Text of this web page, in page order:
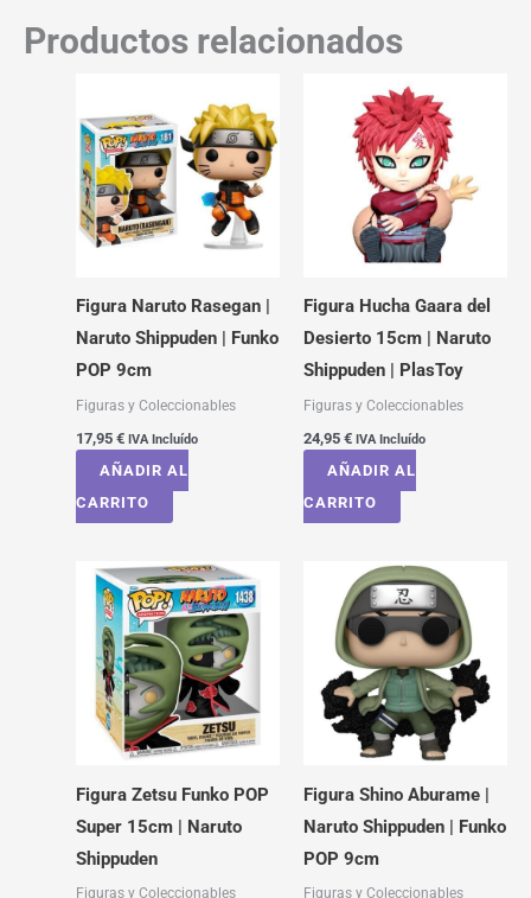
Productos relacionados
Figura Naruto Rasegan |
Naruto Shippuden | Funko
POP 9cm
Figuras y Coleccionables
17,95 € IVA Incluído
AÑADIR AL
CARRITO
Figura Hucha Gaara del
Desierto 15cm | Naruto
Shippuden | PlasToy
Figuras y Coleccionables
24,95 € IVA Incluído
AÑADIR AL
CARRITO
Figura Zetsu Funko POP
Super 15cm | Naruto
Shippuden
Figuras y Coleccionables
Figura Shino Aburame |
Naruto Shippuden | Funko
POP 9cm
Figuras y Coleccionables